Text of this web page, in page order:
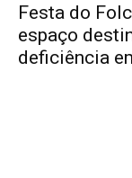
Festa do
espaço
deficiência